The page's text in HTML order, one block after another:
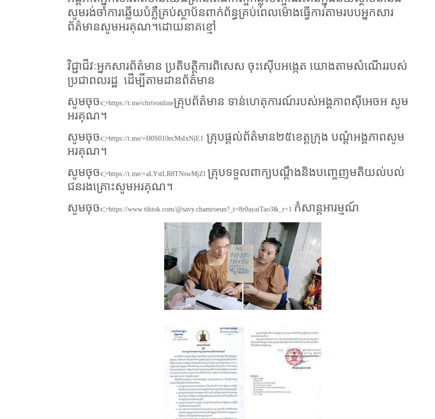
សូមរង់ចាំការឆ្លើយបំភ្លឺគ្រប់ស្ថាប័នពាក់ព័ន្ធគ្រប់ពេលម៉ោងធ្វើការតាមរបបអ្នកសារ
ព័ត៌មានសូមអរគុណ។ដោយនាគខ្មៅ
វិជ្ជាជីវៈអ្នកសារព័ត៌មាន ប្រតិបត្តិការពិសេស ចុះស៊ើបអង្កេត យោងតាមសំណើររបស់
ប្រជាពលរដ្ឋ ដើម្បីតាមដានព័ត៌មាន
សូមចុច 👉https://t.me/chrtvonlineគ្រុបព័ត៌មាន ទាន់ហេតុការណ៍របស់អង្គភាពស៊ីអេចអ សូម
អរគុណ។
សូមចុច 👉https://t.me/+H0S010ecMsIxNjE1 គ្រុបផ្តល់ព័ត៌មាន២៥ខេត្តក្រុង បណ្តំអង្គភាពសូម
អរគុណ។
សូមចុច 👉https://t.me/+aLYstLR8TNswMjZl គ្រុបទទួលពាក្យបណ្តឹងនិងបញ្ចេញមតិយល់បល់
ជនរងគ្រោះសូមអរគុណ។
សូមចុច 👉https://www.tiktok.com/@savy.chamroeun?_t=8r0ayaiTao3&_r=1 កំសាន្តអារម្មណ៍